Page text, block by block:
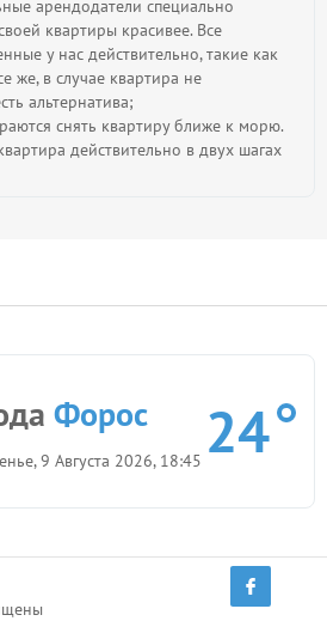
арендодатели специально
квартиры красивее. Все
у нас действительно, такие как
же, в случае квартира не
альтернатива;
снять квартиру ближе к морю.
действительно в двух шагах
Форос
9 Августа 2026, 18:45 24